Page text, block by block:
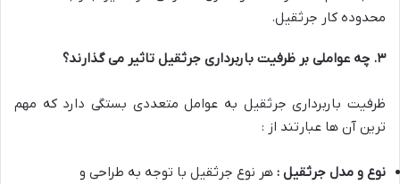
محدوده کار جرثقیل.
۳. چه عواملی بر ظرفیت باربرداری جرثقیل تاثیر می گذارند؟
ظرفیت باربرداری جرثقیل به عوامل متعددی بستگی دارد که مهم
ترین آن ها عبارتند از :
نوع و مدل جرثقیل : هر نوع جرثقیل با توجه به طراحی و